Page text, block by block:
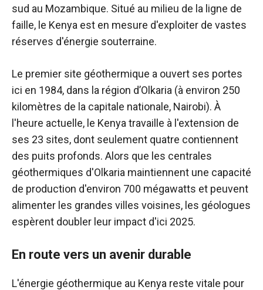
sud au Mozambique. Situé au milieu de la ligne de
faille, le Kenya est en mesure d'exploiter de vastes
réserves d'énergie souterraine.
Le premier site géothermique a ouvert ses portes
ici en 1984, dans la région d’Olkaria (à environ 250
kilomètres de la capitale nationale, Nairobi). À
l'heure actuelle, le Kenya travaille à l'extension de
ses 23 sites, dont seulement quatre contiennent
des puits profonds. Alors que les centrales
géothermiques d'Olkaria maintiennent une capacité
de production d'environ 700 mégawatts et peuvent
alimenter les grandes villes voisines, les géologues
espèrent doubler leur impact d'ici 2025.
En route vers un avenir durable
L'énergie géothermique au Kenya reste vitale pour